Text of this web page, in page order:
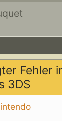
Fehler
3DS